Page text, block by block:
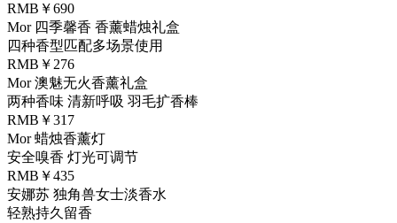
RMB￥690
Mor 四季馨香 香薰蜡烛礼盒
四种香型匹配多场景使用
RMB￥276
Mor 澳魅无火香薰礼盒
两种香味 清新呼吸 羽毛扩香棒
RMB￥317
Mor 蜡烛香薰灯
安全嗅香 灯光可调节
RMB￥435
安娜苏 独角兽女士淡香水
轻熟持久留香